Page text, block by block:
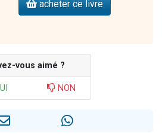
acheter ce livre
vous aimé ?
NON